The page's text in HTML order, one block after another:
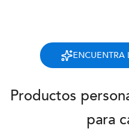
ENCUENTRA
Productos
para